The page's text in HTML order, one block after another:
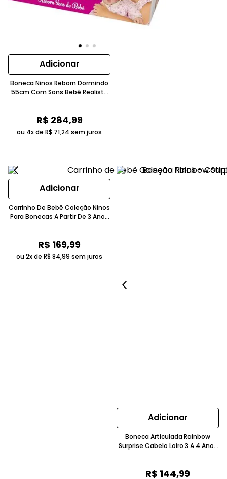
Adicionar
Boneca Ninos Reborn Dormindo
55cm Com Sons Bebê Realista
R$ 284,99
ou 4x de R$ 71,24 sem juros
Adicionar
Carrinho De Bebê Coleção Ninos
Para Bonecas A Partir De 3 Anos
R$ 169,99
ou 2x de R$ 84,99 sem juros
Adicionar
Boneca Articulada Rainbow
Surprise Cabelo Loiro 3 A 4 Anos
R$ 144,99